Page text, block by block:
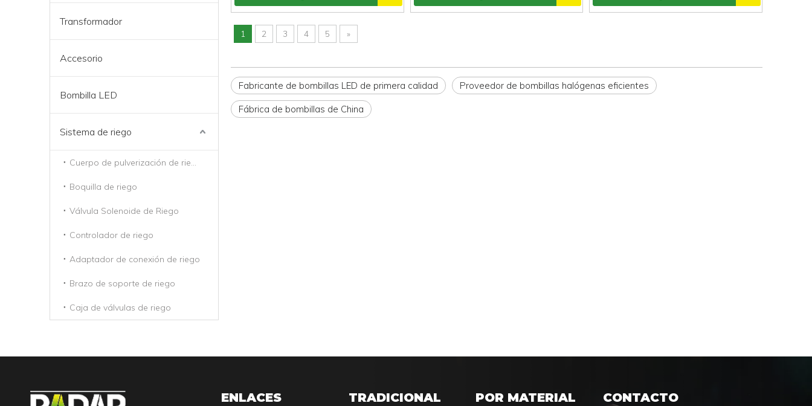
Transformador
Accesorio
Bombilla LED
Sistema de riego
Cuerpo de pulverización de riego
Boquilla de riego
Válvula Solenoide de Riego
Controlador de riego
Adaptador de conexión de riego
Brazo de soporte de riego
Caja de válvulas de riego
1 2 3 4 5 »
Fabricante de bombillas LED de primera calidad Proveedor de bombillas halógenas eficientes
Fábrica de bombillas de China
ENLACES TRADICIONAL POR MATERIAL CONTACTO